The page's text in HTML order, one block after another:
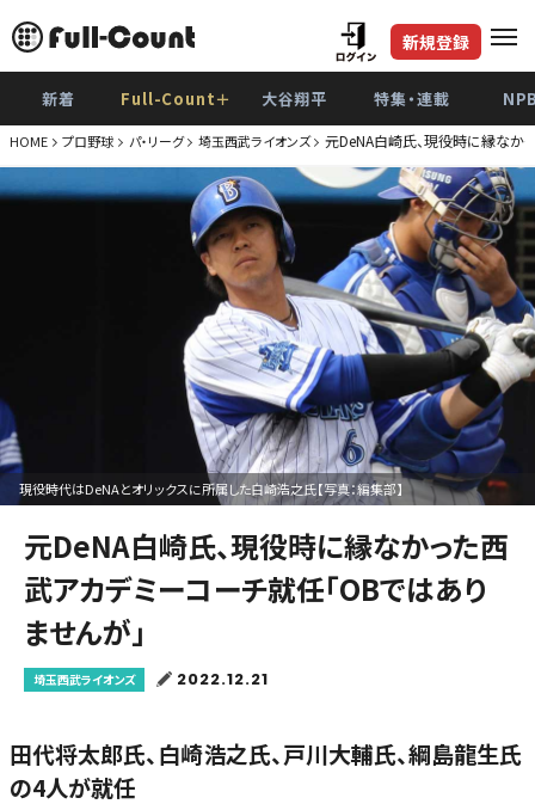
新規登録
新着 Full-Count＋ 大谷翔平 特集・連載
HOME プロ野球 パ・リーグ 埼玉西武ライオンズ 元DeNA白崎氏、現役時に縁なか
現役時代はDeNAとオリックスに所属した白崎浩之氏【写真：編集部】
元DeNA白崎氏、現役時に縁なかった西
武アカデミーコーチ就任「OBではあり
ませんが」
埼玉西武ライオンズ 2022.12.21
田代将太郎氏、白崎浩之氏、戸川大輔氏、綱島龍生氏
の4人が就任